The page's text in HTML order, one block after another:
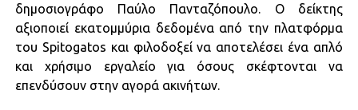
δημοσιογράφο Παύλο Πανταζόπουλο. Ο δείκτης
αξιοποιεί εκατομμύρια δεδομένα από την πλατφόρμα
του Spitogatos και φιλοδοξεί να αποτελέσει ένα απλό
και χρήσιμο εργαλείο για όσους σκέφτονται να
επενδύσουν στην αγορά ακινήτων.